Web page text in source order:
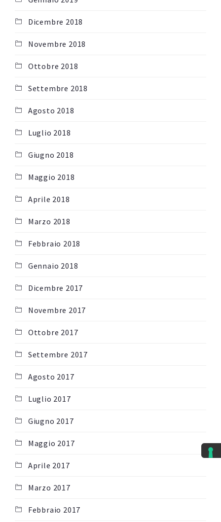
Dicembre 2018
Novembre 2018
Ottobre 2018
Settembre 2018
Agosto 2018
Luglio 2018
Giugno 2018
Maggio 2018
Aprile 2018
Marzo 2018
Febbraio 2018
Gennaio 2018
Dicembre 2017
Novembre 2017
Ottobre 2017
Settembre 2017
Agosto 2017
Luglio 2017
Giugno 2017
Maggio 2017
Aprile 2017
Marzo 2017
Febbraio 2017